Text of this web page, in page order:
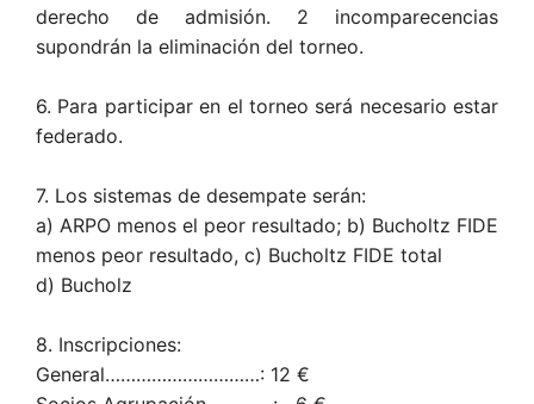
derecho de admisión. 2 incomparecencias
supondrán la eliminación del torneo.
6. Para participar en el torneo será necesario estar
federado.
7. Los sistemas de desempate serán:
a) ARPO menos el peor resultado; b) Bucholtz FIDE
menos peor resultado, c) Bucholtz FIDE total
d) Bucholz
8. Inscripciones:
General…………………………: 12 €